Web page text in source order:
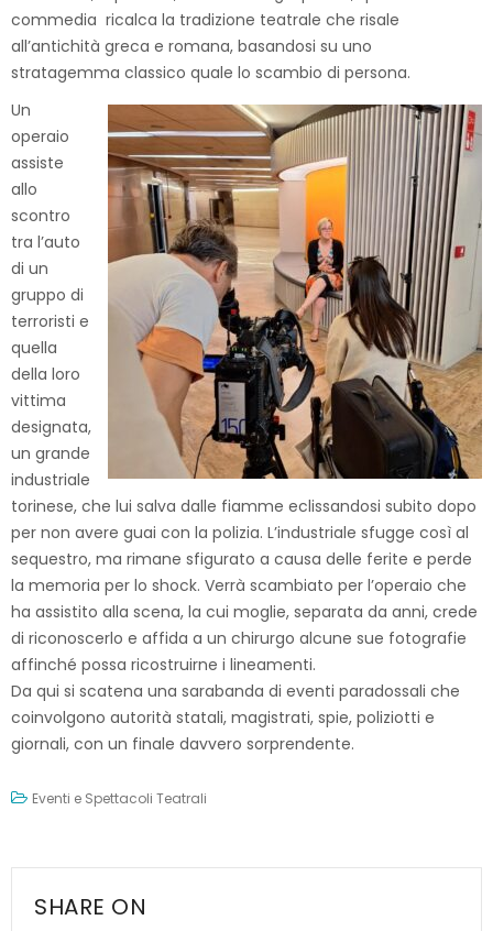
commedia ricalca la tradizione teatrale che risale
all’antichità greca e romana, basandosi su uno
stratagemma classico quale lo scambio di persona.
Un
operaio
assiste
allo
scontro
tra l’auto
di un
gruppo di
terroristi e
quella
della loro
vittima
designata,
un grande
industriale
torinese, che lui salva dalle fiamme eclissandosi subito dopo
per non avere guai con la polizia. L’industriale sfugge così al
sequestro, ma rimane sfigurato a causa delle ferite e perde
la memoria per lo shock. Verrà scambiato per l’operaio che
ha assistito alla scena, la cui moglie, separata da anni, crede
di riconoscerlo e affida a un chirurgo alcune sue fotografie
affinché possa ricostruirne i lineamenti.
Da qui si scatena una sarabanda di eventi paradossali che
coinvolgono autorità statali, magistrati, spie, poliziotti e
giornali, con un finale davvero sorprendente.
Eventi e Spettacoli Teatrali
SHARE ON